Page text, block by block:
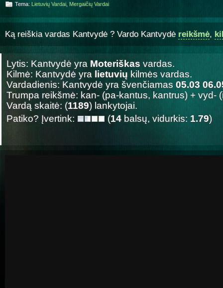
Tema: Lietuvių Vardai Mergaičių Vardai
Ką reiškia vardas Kantvydė ? Vardo Kantvydė reikšmė,
Lytis: Kantvydė yra Moteriškas vardas.
Kilmė: Kantvydė yra lietuvių kilmės vardas.
Vardadienis: Kantvydė yra švenčiamas 05.03
Trumpa reikšmė: kan- (pa-kantus, kantrus) + vyd-
Vardą skaitė: (1189) lankytojai.
Patiko? Įvertink:
(14 balsų, vidurkis: 1.79)